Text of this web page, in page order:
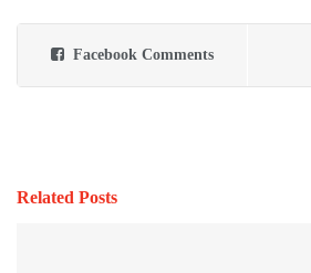
Facebook Comments
Related Posts